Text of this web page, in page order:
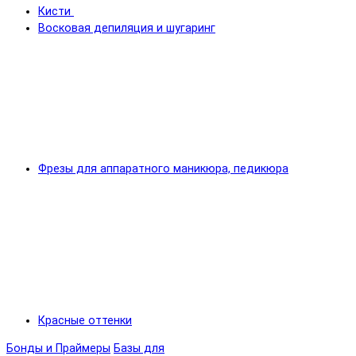
Кисти
Восковая депиляция и шугаринг
Фрезы для аппаратного маникюра, педикюра
Красные оттенки
Бонды и Праймеры Базы для